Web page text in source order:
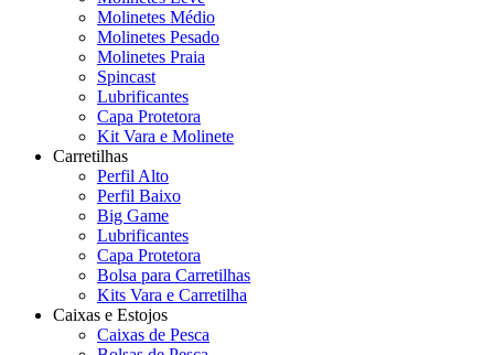
Molinetes Médio
Molinetes Pesado
Molinetes Praia
Spincast
Lubrificantes
Capa Protetora
Kit Vara e Molinete
Carretilhas
Perfil Alto
Perfil Baixo
Big Game
Lubrificantes
Capa Protetora
Bolsa para Carretilhas
Kits Vara e Carretilha
Caixas e Estojos
Caixas de Pesca